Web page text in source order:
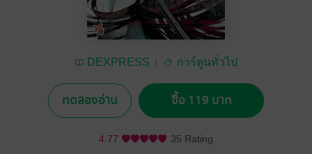
DEXPRESS การ์ตูนทั่วไป
ทดลองอ่าน ซื้อ 119 บาท
4.77 35 Rating